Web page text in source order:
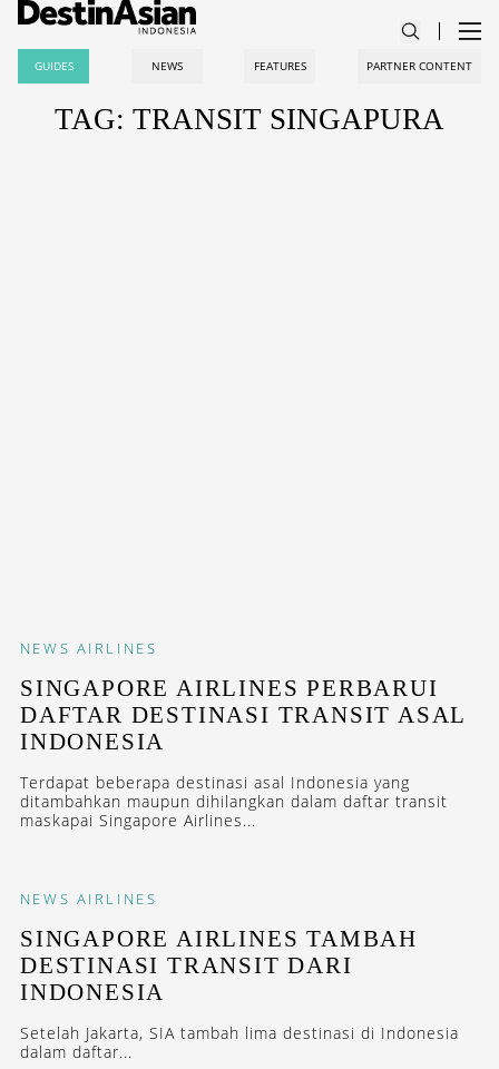
GUIDES NEWS FEATURES PARTNER CONTENT
TAG: TRANSIT SINGAPURA
NEWS AIRLINES
SINGAPORE AIRLINES PERBARUI
DAFTAR DESTINASI TRANSIT ASAL
INDONESIA
Terdapat beberapa destinasi asal Indonesia yang
ditambahkan maupun dihilangkan dalam daftar transit
maskapai Singapore Airlines...
NEWS AIRLINES
SINGAPORE AIRLINES TAMBAH
DESTINASI TRANSIT DARI
INDONESIA
Setelah Jakarta, SIA tambah lima destinasi di Indonesia
dalam daftar...